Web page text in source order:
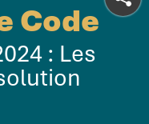
Code
: Les